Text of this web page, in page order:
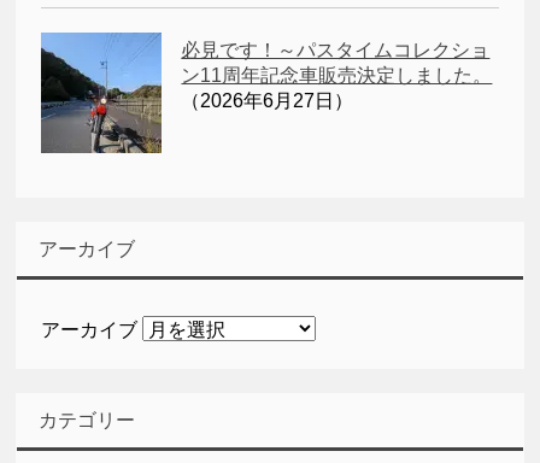
必見です！～パスタイムコレクショ
ン11周年記念車販売決定しました。
（2026年6月27日）
アーカイブ
アーカイブ
カテゴリー